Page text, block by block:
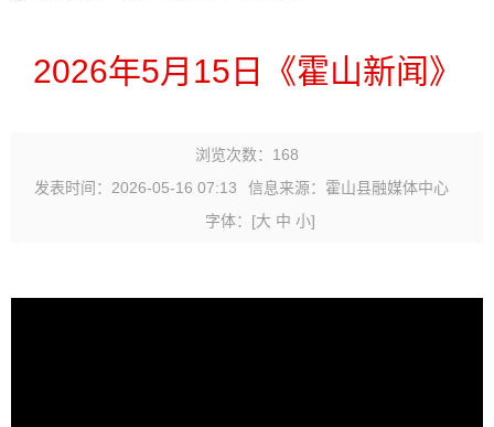
2026年5月15日《霍山新闻》
浏览次数： 168
发表时间：2026-05-16 07:13
信息来源：霍山县融媒体中心
字体： [大 中 小]